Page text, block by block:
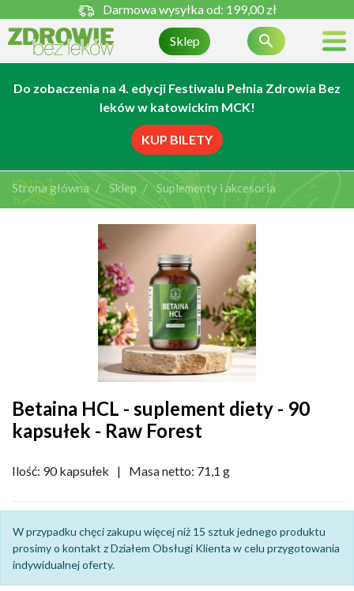
Darmowa wysyłka od: 199,00 zł
Sklep 
Do zobaczenia na 4. edycji Festiwalu Pełnia Zdrowia Bez
leków w katowickim MCK!
KUP BILETY
Strona główna Sklep Suplementy i akcesoria
Betaina HCL - suplement diety - 90
kapsułek - Raw Forest
Ilość: 90 kapsułek | Masa netto: 71,1 g
W przypadku chęci zakupu więcej niż 15 sztuk jednego produktu
prosimy o kontakt z Działem Obsługi Klienta w celu przygotowania
indywidualnej oferty.